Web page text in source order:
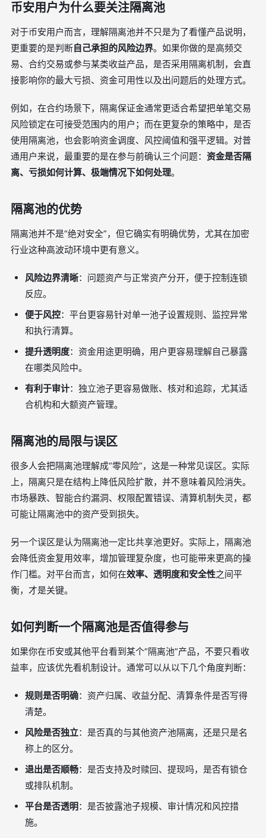
币安用户为什么要关注隔离池
对于币安用户而言，理解隔离池并不只是为了看懂产品说明，
更重要的是判断自己承担的风险边界。如果你做的是高频交
易、合约交易或参与某类收益产品，是否采用隔离机制，会直
接影响你的最大亏损、资金可用性以及出问题后的处理方式。
例如，在合约场景下，隔离保证金通常更适合希望把单笔交易
风险锁定在可接受范围内的用户；而在更复杂的策略中，是否
使用隔离池，也会影响资金调度、风控阈值和强平逻辑。对普
通用户来说，最重要的是在参与前确认三个问题： 资金是否隔
离、亏损如何计算、极端情况下如何处理。
隔离池的优势
隔离池并不是“绝对安全”，但它确实有明确优势，尤其在加密
行业这种高波动环境中更有意义。
风险边界清晰：问题资产与正常资产分开，便于控制连锁
反应。
便于风控：平台更容易针对单一池子设置规则、监控异常
和执行清算。
提升透明度：资金用途更明确，用户更容易理解自己暴露
在哪类风险中。
有利于审计：独立池子更容易做账、核对和追踪，尤其适
合机构和大额资产管理。
隔离池的局限与误区
很多人会把隔离池理解成“零风险”，这是一种常见误区。实际
上，隔离只是在结构上降低风险扩散，并不意味着风险消失。
市场暴跌、智能合约漏洞、权限配置错误、清算机制失灵，都
可能让隔离池中的资产受到损失。
另一个误区是认为隔离池一定比共享池更好。实际上，隔离池
会降低资金复用效率，增加管理复杂度，也可能带来更高的操
作门槛。对平台而言，如何在效率、透明度和安全性之间平
衡，才是关键。
如何判断一个隔离池是否值得参与
如果你在币安或其他平台看到某个“隔离池”产品，不要只看收
益率，应该优先看机制设计。通常可以从以下几个角度判断：
规则是否明确：资产归属、收益分配、清算条件是否写得
清楚。
风险是否独立：是否真的与其他资产池隔离，还是只是名
称上的区分。
退出是否顺畅：是否支持及时赎回、提现吗，是否有锁仓
或排队机制。
平台是否透明：是否披露池子规模、审计情况和风控措
施。